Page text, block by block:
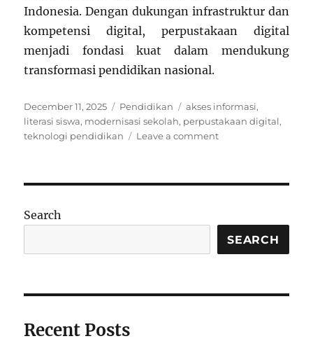
Indonesia. Dengan dukungan infrastruktur dan
kompetensi digital, perpustakaan digital
menjadi fondasi kuat dalam mendukung
transformasi pendidikan nasional.
Posted
on
December 11, 2025 Categories
Pendidikan Tags
akses informasi,
literasi siswa, modernisasi sekolah, perpustakaan digital,
teknologi pendidikan
Leave a commenton
Search
SEARCH
Recent Posts